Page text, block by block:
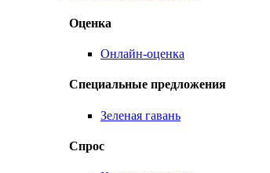
Оценка
Онлайн-оценка
Специальные предложения
Зеленая гавань
Спрос